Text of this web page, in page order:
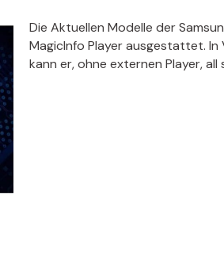
Die Aktuellen Modelle der
MagicInfo Player ausgestattet.
kann er, ohne externen Player, all